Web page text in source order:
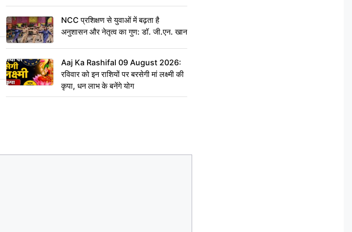
ऐलान
NCC प्रशिक्षण से युवाओं में बढ़ता है
अनुशासन और नेतृत्व का गुण: डॉ. जी.एन. खान
Aaj Ka Rashifal 09 August 2026:
रविवार को इन राशियों पर बरसेगी मां लक्ष्मी की
कृपा, धन लाभ के बनेंगे योग